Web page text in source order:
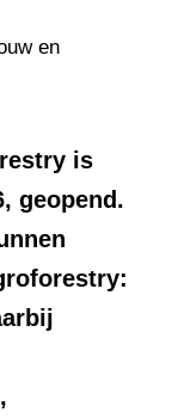
en
is
geopend.